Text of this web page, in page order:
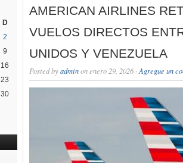
D
2
9
16
23
30
AMERICAN AIRLINES
VUELOS DIRECTOS
UNIDOS Y VENEZUELA
Posted byadminon enero 29, 2026 · Agregue un